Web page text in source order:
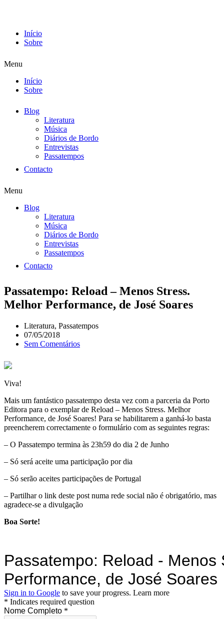
Início
Sobre
Menu
Início
Sobre
Blog
Literatura
Música
Diários de Bordo
Entrevistas
Passatempos
Contacto
Menu
Blog
Literatura
Música
Diários de Bordo
Entrevistas
Passatempos
Contacto
Passatempo: Reload – Menos Stress.
Melhor Performance, de José Soares
Literatura, Passatempos
07/05/2018
Sem Comentários
Viva!
Mais um fantástico passatempo desta vez com a parceria da Porto
Editora para o exemplar de Reload – Menos Stress. Melhor
Performance, de José Soares! Para se habilitarem a ganhá-lo basta
preencherem correctamente o formulário com as seguintes regras:
– O Passatempo termina às 23h59 do dia 2 de Junho
– Só será aceite uma participação por dia
– Só serão aceites participações de Portugal
– Partilhar o link deste post numa rede social não é obrigatório, mas
agradece-se a divulgação
Boa Sorte!